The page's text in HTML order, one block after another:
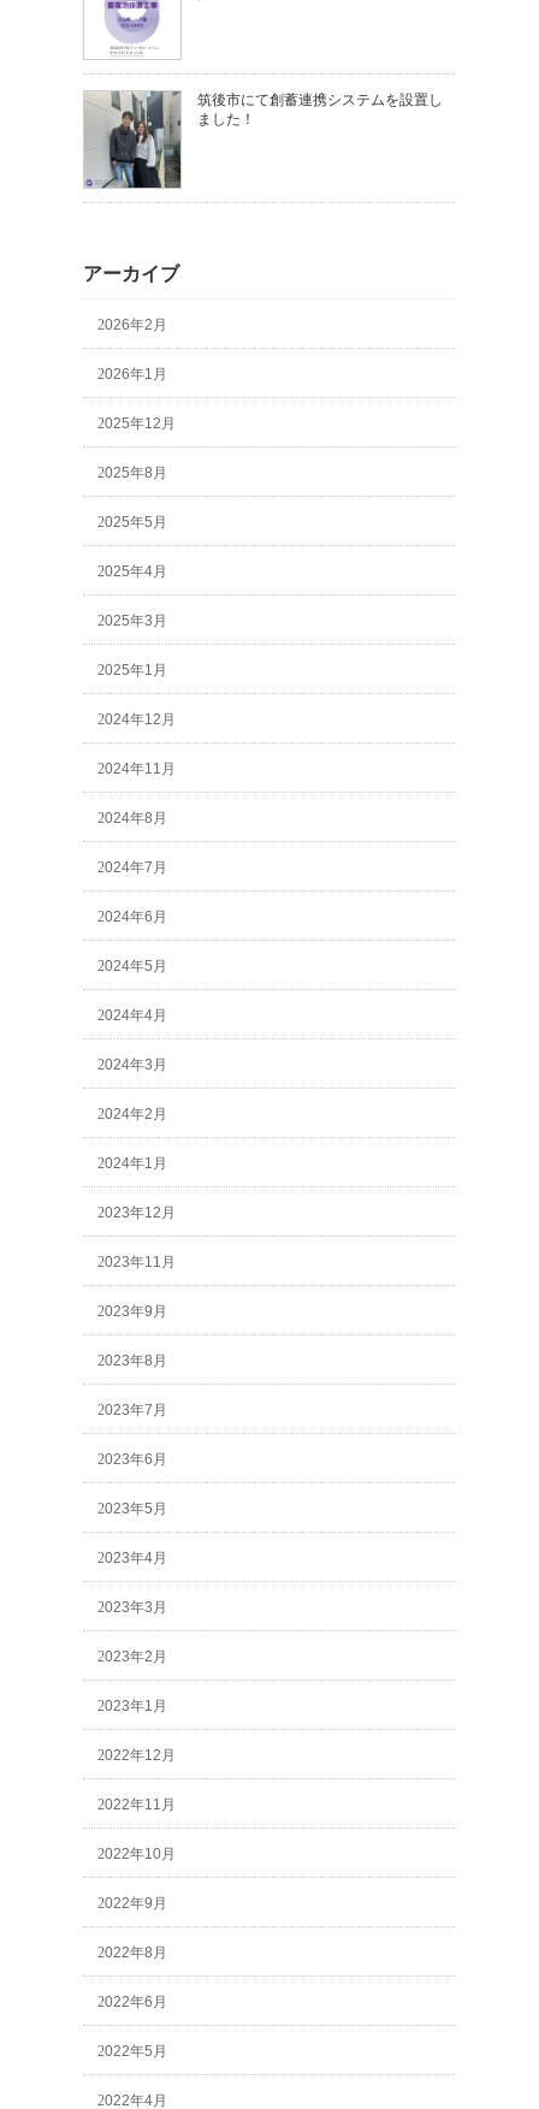
筑後市にて創蓄連携システムを設置し
ました！
アーカイブ
2026年2月
2026年1月
2025年12月
2025年8月
2025年5月
2025年4月
2025年3月
2025年1月
2024年12月
2024年11月
2024年8月
2024年7月
2024年6月
2024年5月
2024年4月
2024年3月
2024年2月
2024年1月
2023年12月
2023年11月
2023年9月
2023年8月
2023年7月
2023年6月
2023年5月
2023年4月
2023年3月
2023年2月
2023年1月
2022年12月
2022年11月
2022年10月
2022年9月
2022年8月
2022年6月
2022年5月
2022年4月